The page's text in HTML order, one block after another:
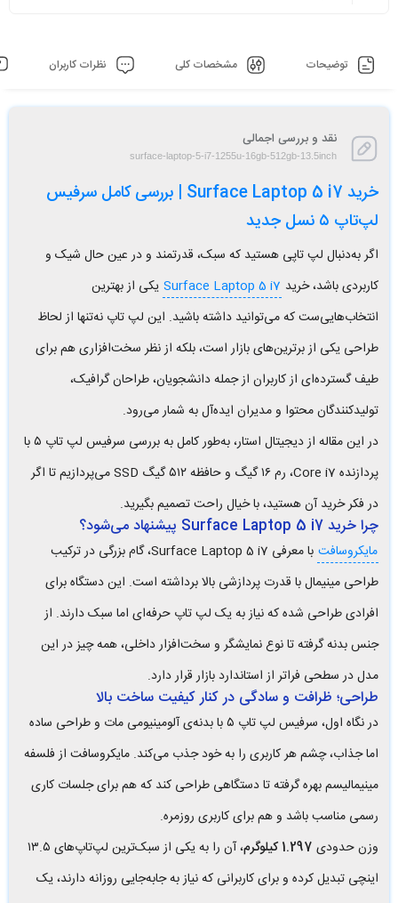
توضیحات مشخصات کلی نظرات کاربران
نقد و بررسی اجمالی
surface-laptop-5-i7-1255u-16gb-512gb-13.5inch
خرید Surface Laptop 5 i7 | بررسی کامل سرفیس
لپ‌تاپ ۵ نسل جدید
اگر به‌دنبال لپ تاپی هستید که سبک، قدرتمند و در عین حال شیک و
کاربردی باشد، خرید Surface Laptop 5 i7 یکی از بهترین
انتخاب‌هایی‌ست که می‌توانید داشته باشید. این لپ تاپ نه‌تنها از لحاظ
طراحی یکی از برترین‌های بازار است، بلکه از نظر سخت‌افزاری هم برای
طیف گسترده‌ای از کاربران از جمله دانشجویان، طراحان گرافیک،
تولیدکنندگان محتوا و مدیران ایده‌آل به شمار می‌رود.
در این مقاله از دیجیتال استار، به‌طور کامل به بررسی سرفیس لپ تاپ ۵ با
پردازنده Core i7، رم ۱۶ گیگ و حافظه ۵۱۲ گیگ SSD می‌پردازیم تا اگر
در فکر خرید آن هستید، با خیال راحت تصمیم بگیرید.
چرا خرید Surface Laptop 5 i7 پیشنهاد می‌شود؟
مایکروسافت
با معرفی Surface Laptop 5 i7، گام بزرگی در ترکیب
طراحی مینیمال با قدرت پردازشی بالا برداشته است. این دستگاه برای
افرادی طراحی شده که نیاز به یک لپ تاپ حرفه‌ای اما سبک دارند. از
جنس بدنه گرفته تا نوع نمایشگر و سخت‌افزار داخلی، همه چیز در این
مدل در سطحی فراتر از استاندارد بازار قرار دارد.
طراحی؛ ظرافت و سادگی در کنار کیفیت ساخت بالا
در نگاه اول، سرفیس لپ تاپ ۵ با بدنه‌ی آلومینیومی مات و طراحی ساده
اما جذاب، چشم هر کاربری را به خود جذب می‌کند. مایکروسافت از فلسفه
مینیمالیسم بهره گرفته تا دستگاهی طراحی کند که هم برای جلسات کاری
رسمی مناسب باشد و هم برای کاربری روزمره.
وزن حدودی 1.297 کیلوگرم
، آن را به یکی از سبک‌ترین لپ‌تاپ‌های ۱۳.۵
اینچی تبدیل کرده و برای کاربرانی که نیاز به جابه‌جایی روزانه دارند، یک